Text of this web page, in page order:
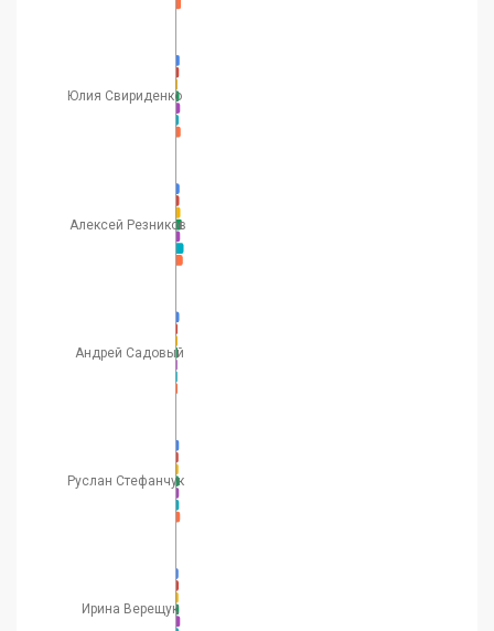
Юлия Свириденко
Алексей Резников
Андрей Садовый
Руслан Стефанчук
Ирина Верещук